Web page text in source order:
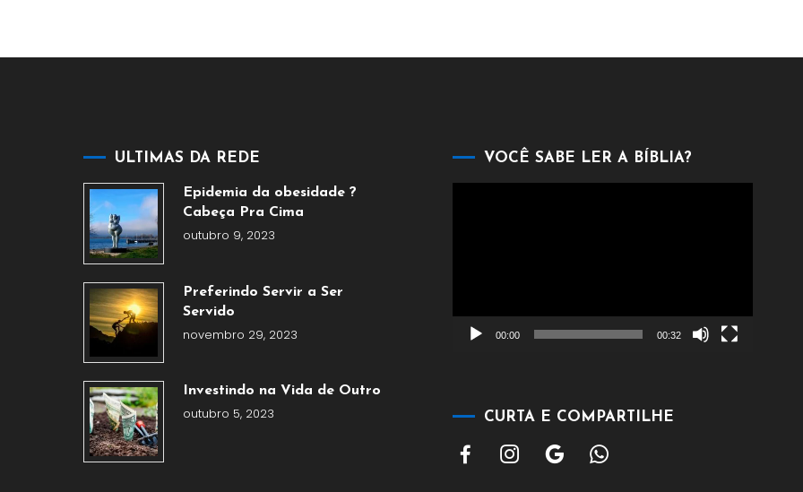
ULTIMAS DA REDE
Epidemia da obesidade ?
Cabeça Pra Cima
outubro 9, 2023
Preferindo Servir a Ser
Servido
novembro 29, 2023
Investindo na Vida de Outro
outubro 5, 2023
VOCÊ SABE LER A BÍBLIA?
00:00 00:32
CURTA E COMPARTILHE